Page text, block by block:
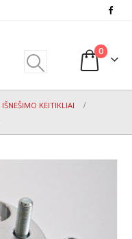
0
IŠNEŠIMO KEITIKLIAI